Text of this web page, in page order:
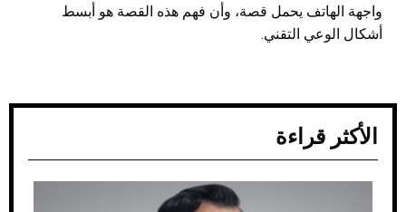
واجهة الهاتف يحمل قصة، وأن فهم هذه القصة هو أبسط
أشكال الوعي التقني.
الأكثر قراءة